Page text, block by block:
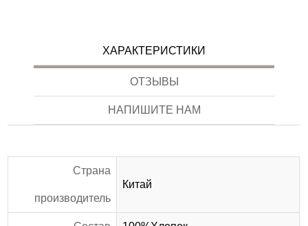
ХАРАКТЕРИСТИКИ
ОТЗЫВЫ
НАПИШИТЕ НАМ
Страна
производитель
Китай